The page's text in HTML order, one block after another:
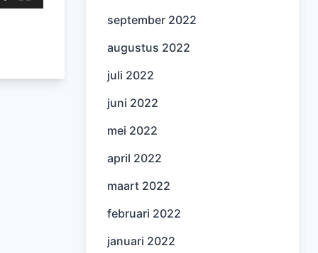
september 2022
augustus 2022
juli 2022
juni 2022
mei 2022
april 2022
maart 2022
februari 2022
januari 2022